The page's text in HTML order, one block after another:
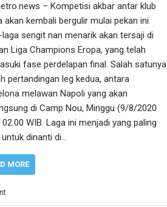
– Kompetisi akbar antar klub
akan kembali bergulir mulai pekan ini.
laga sengit nan menarik akan tersaji di
Liga Champions Eropa, yang telah
fase perdelapan final. Salah satunya
pertandingan leg kedua, antara
melawan Napoli yang akan
di Camp Nou, Minggu (9/8/2020
02.00 WIB. Laga ini menjadi yang paling
untuk dinanti di…
MORE